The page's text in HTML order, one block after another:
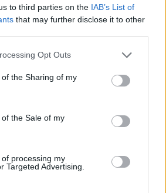
to third parties on the IAB’s List of
that may further disclose it to other
Opt Outs
the Sharing of my
the Sale of my
processing my
Targeted Advertising.